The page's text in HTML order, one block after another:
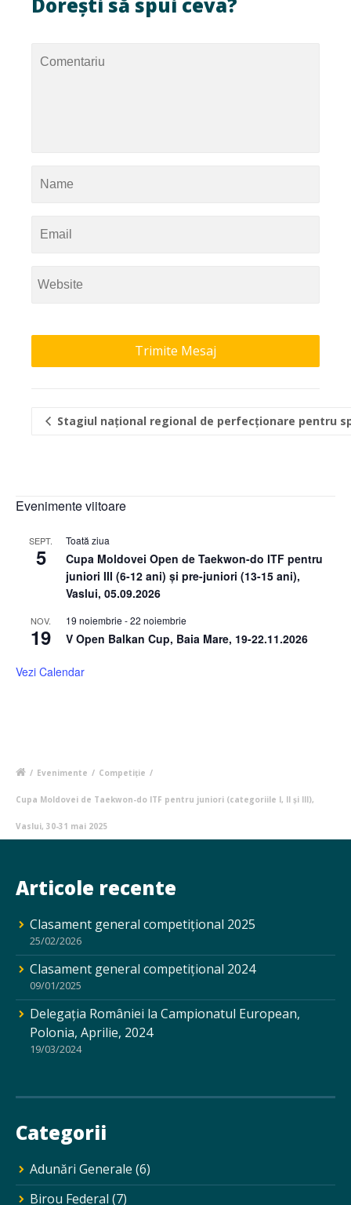
Stagiul național regional de perfecționare pentru
Evenimente viitoare
SEPT.
5
Toată ziua
Cupa Moldovei Open de Taekwon-do ITF pentru
juniori III (6-12 ani) și pre-juniori (13-15 ani),
Vaslui, 05.09.2026
NOV.
19
19 noiembrie -22 noiembrie
V Open Balkan Cup, Baia Mare, 19-22.11.2026
Vezi Calendar
/ Evenimente / Competiție /
Cupa Moldovei de Taekwon-do ITF pentru juniori (categoriile I, II și III),
Vaslui, 30-31 mai 2025
Articole recente
Clasament general competițional 2025
25/02/2026
Clasament general competițional 2024
09/01/2025
Delegația României la Campionatul European,
Polonia, Aprilie, 2024
19/03/2024
Categorii
Adunări Generale (6)
Birou Federal (7)